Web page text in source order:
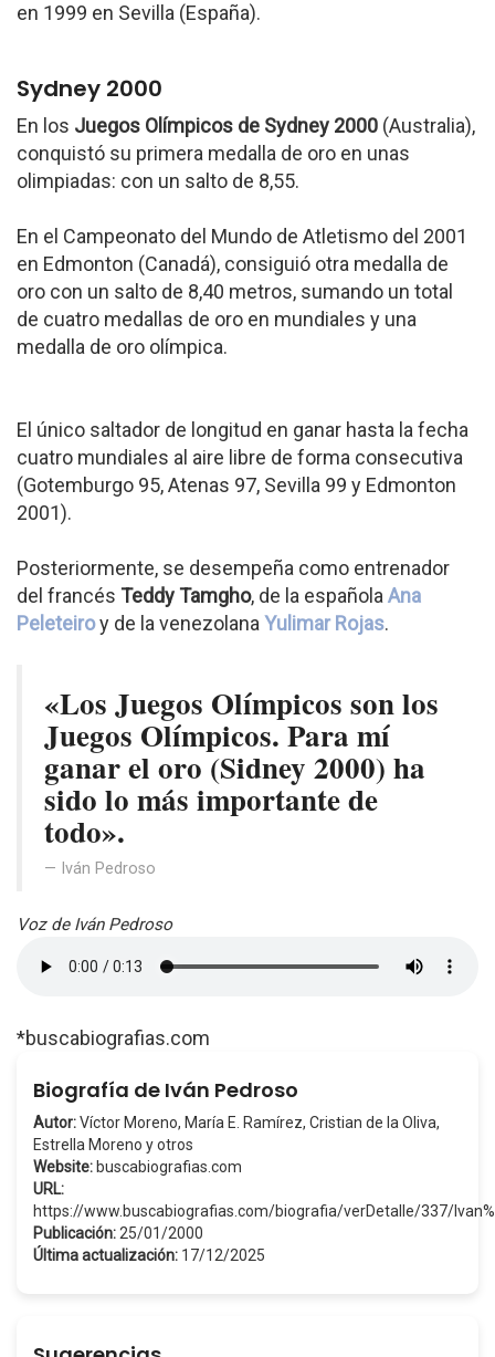
en 1999 en Sevilla (España).
Sydney 2000
En los Juegos Olímpicos de Sydney 2000 (Australia),
conquistó su primera medalla de oro en unas
olimpiadas: con un salto de 8,55.
En el Campeonato del Mundo de Atletismo del 2001
en Edmonton (Canadá), consiguió otra medalla de
oro con un salto de 8,40 metros, sumando un total
de cuatro medallas de oro en mundiales y una
medalla de oro olímpica.
El único saltador de longitud en ganar hasta la fecha
cuatro mundiales al aire libre de forma consecutiva
(Gotemburgo 95, Atenas 97, Sevilla 99 y Edmonton
2001).
Posteriormente, se desempeña como entrenador
del francés Teddy Tamgho, de la española Ana
Peleteiroy de la venezolana Yulimar Rojas.
«Los Juegos Olímpicos son los
Juegos Olímpicos. Para mí
ganar el oro (Sidney 2000) ha
sido lo más importante de
todo».
Iván Pedroso
Voz de Iván Pedroso
*buscabiografias.com
Biografía de Iván Pedroso
Autor:Víctor Moreno, María E. Ramírez, Cristian de la Oliva,
Estrella Moreno y otros
Website: buscabiografias.com
URL:
https://www.buscabiografias.com/biografia/verDetalle/337/
Publicación: 25/01/2000
Última actualización: 17/12/2025